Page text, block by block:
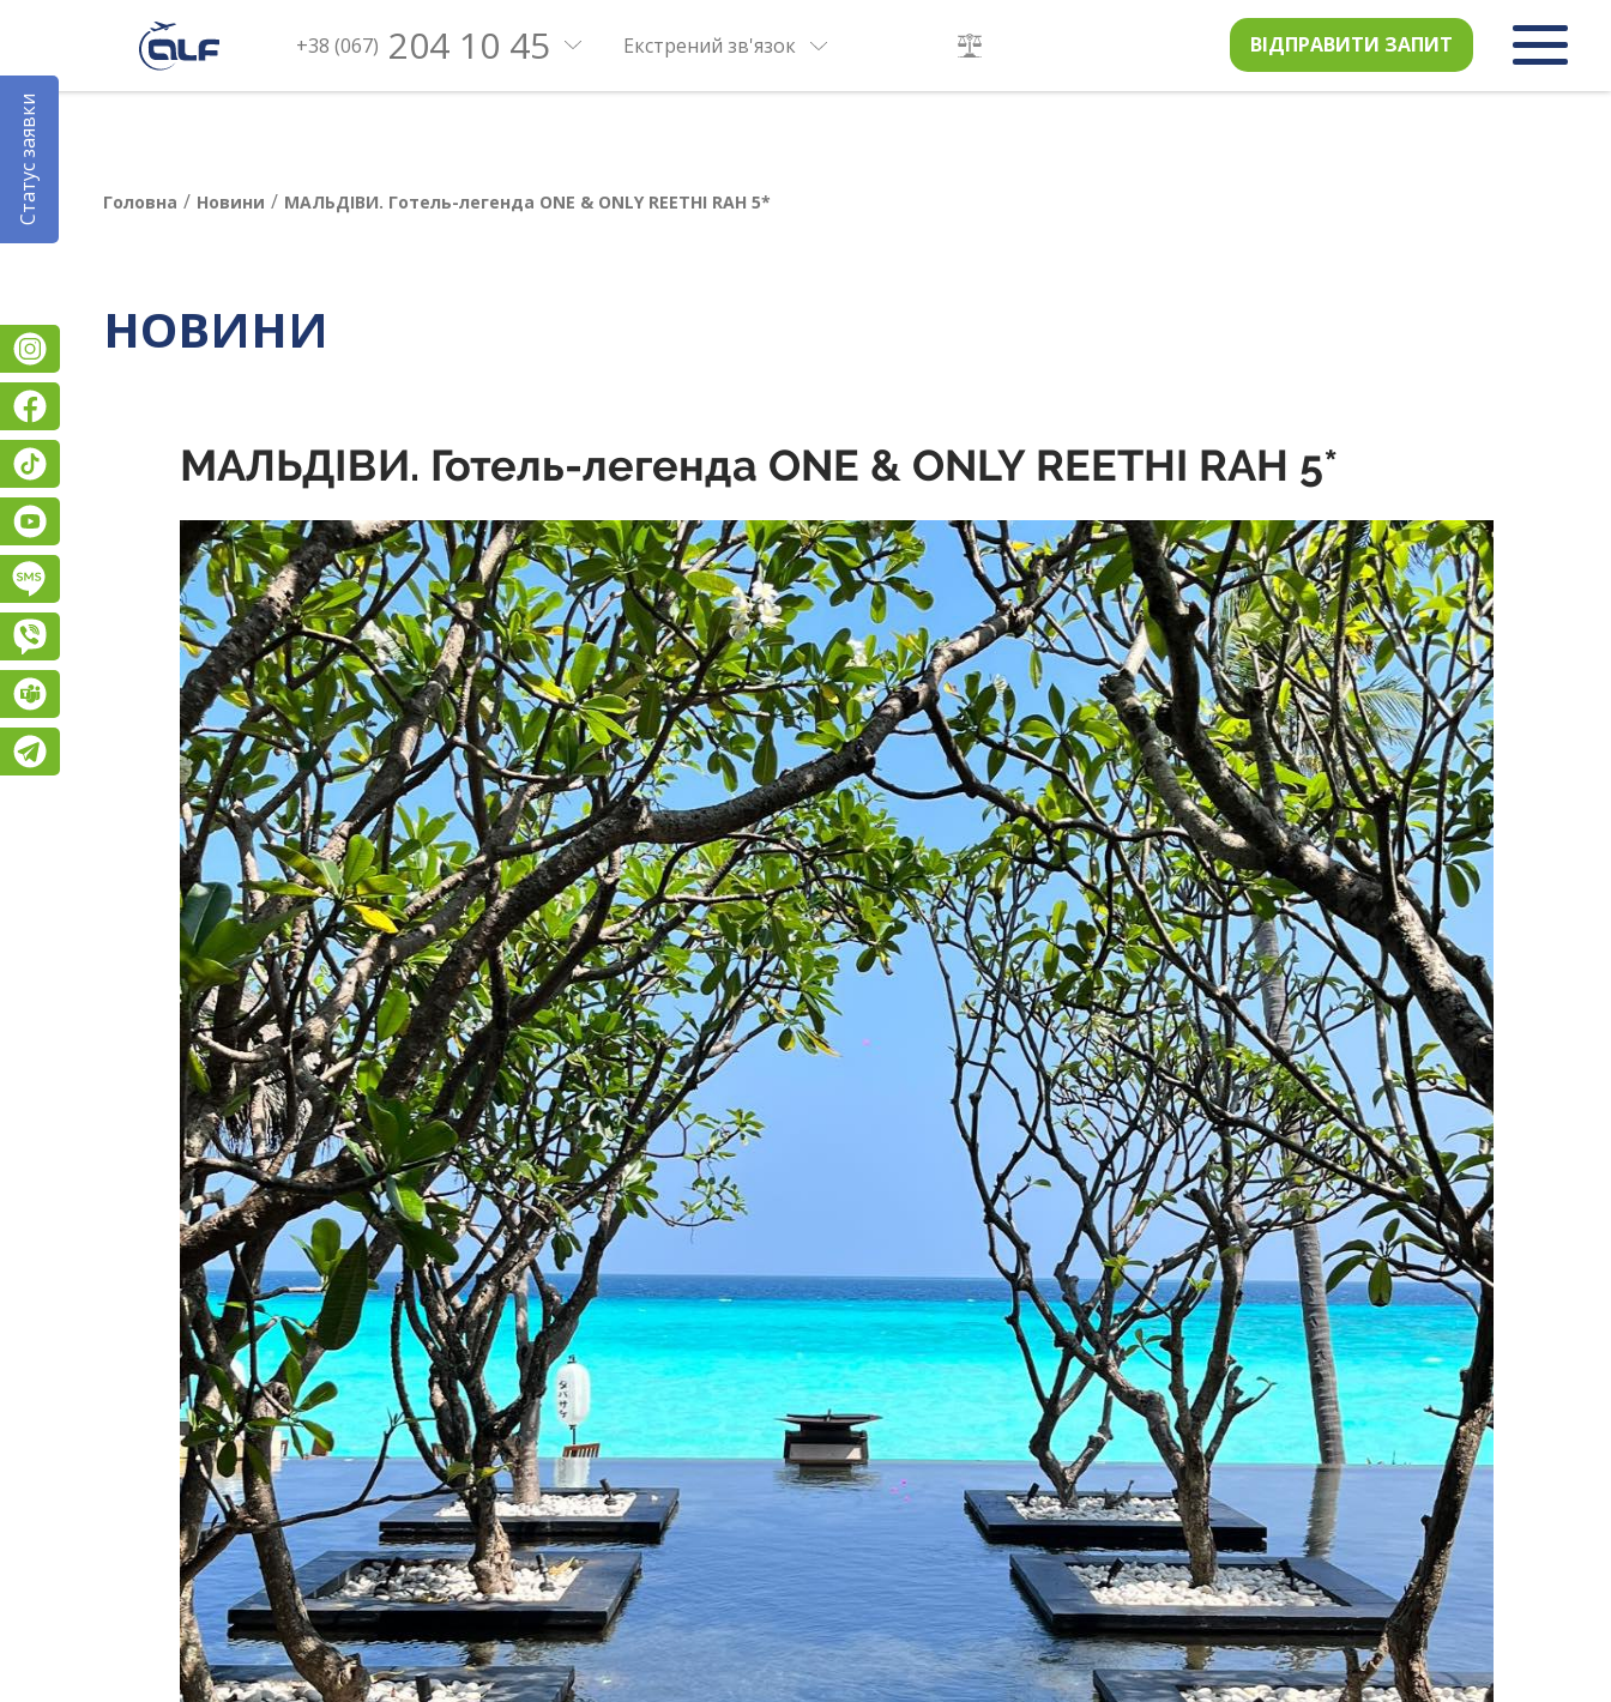
+38 (067) 204 10 45 Екстрений зв'язок ВІДПРАВИТИ ЗАПИТ
Статус заявки
Instagram
Підписатися на SMS розсилку
Головна / Новини / МАЛЬДІВИ. Готель-легенда ONE & ONLY REETHI RAH 5*
НОВИНИ
МАЛЬДІВИ. Готель-легенда ONE & ONLY REETHI RAH 5*